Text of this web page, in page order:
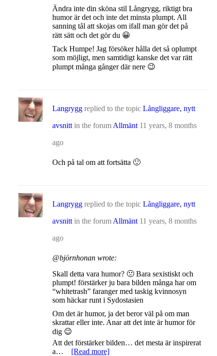
Ändra inte din sköna stil Långrygg, riktigt bra
humor är det och inte det minsta plumpt. All
sanning tål att skojas om ifall man gör det på
rätt sätt och det gör du 😀
Tack Humpe! Jag försöker hålla det så oplumpt
som möjligt, men samtidigt kanske det var rätt
plumpt många gånger där nere 😉
Langrygg replied to the topic Långliggare, nytt
avsnitt in the forum Allmänt 11 years, 8 months
ago
Och på tal om att fortsätta 🙂
Langrygg replied to the topic Långliggare, nytt
avsnitt in the forum Allmänt 11 years, 8 months
ago
@björnhonan wrote:
Skall detta vara humor? 🙁 Bara sexistiskt och
plumpt! förstärker ju bara bilden många har om
“whitetrash” faranger med taskig kvinnosyn
som häckar runt i Sydostasien
Om det är humor, ja det beror väl på om man
skrattar eller inte. Anar att det inte är humor för
dig 😉
Att det förstärker bilden… det mesta är inspirerat
a…
[Read more]